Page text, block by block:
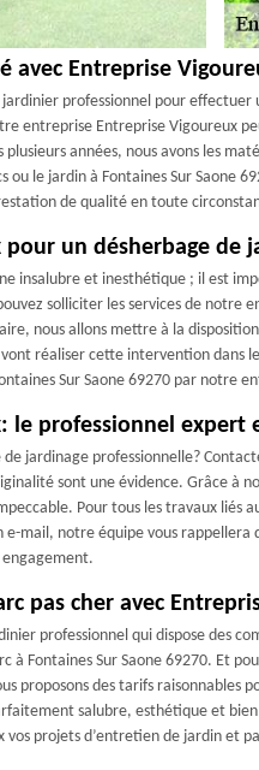
avec Entreprise
jardinier professionnel pour
entreprise Entreprise Vigoureux
années, nous avons les
ou le jardin à Fontaines Sur Saone
de qualité en toute
un désherbage de
insalubre et inesthétique ; il est
solliciter les services de
nous allons mettre à la
réaliser cette intervention dans
Sur Saone 69270 par notre
le professionnel
jardinage professionnelle?
sont une évidence. Grâce à
Pour tous les travaux liés
e-mail, notre équipe vous
pas cher avec
professionnel qui dispose des
à Fontaines Sur Saone 69270. Et
proposons des tarifs raisonnables
salubre, esthétique et
projets d’entretien de jardin et
Très
De